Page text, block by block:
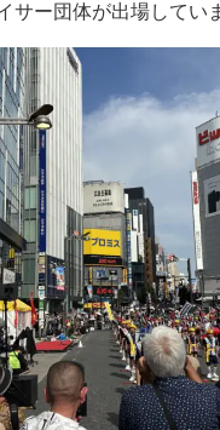
ー団体が出場してい